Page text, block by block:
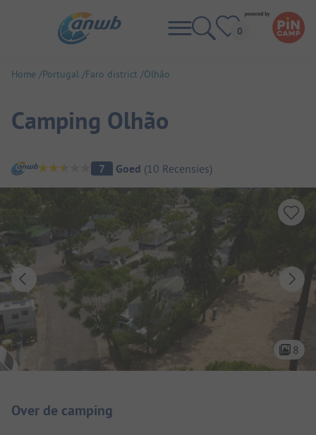
Home Portugal Faro district Olhão
Camping Olhão
Camping overzicht
7 Goed (10 Recensies)
8
Over de camping